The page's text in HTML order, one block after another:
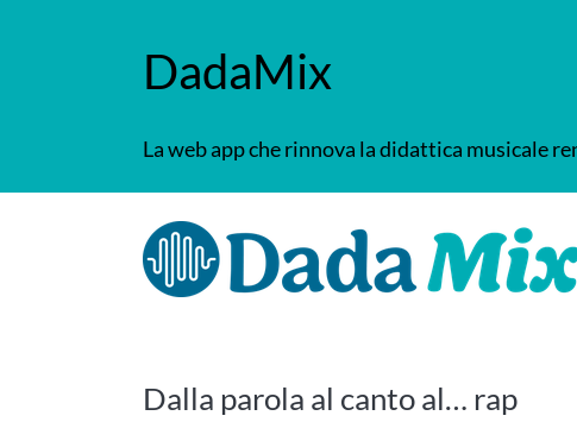
DadaMix
La web app che rinnova la didattica musicale
Dalla parola al canto al… rap